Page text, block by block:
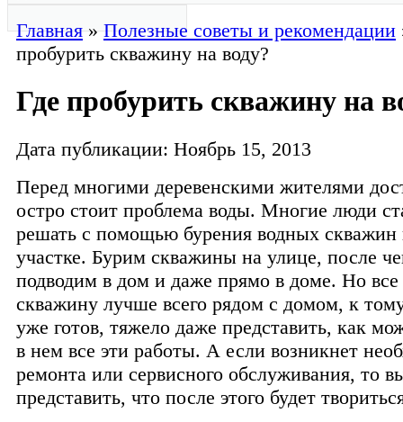
Главная»Полезные советы и рекомендации
пробурить скважину на воду?
Где пробурить скважину на
Дата публикации: Ноябрь 15, 2013
Перед многими деревенскими жителями
остро стоит проблема воды. Многие люди
решать с помощью бурения водных скважин
участке. Бурим скважины на улице, после
подводим в дом и даже прямо в доме. Но все
скважину лучше всего рядом с домом, к
уже готов, тяжело даже представить, как
в нем все эти работы. А если возникнет
ремонта или сервисного обслуживания, то
представить, что после этого будет